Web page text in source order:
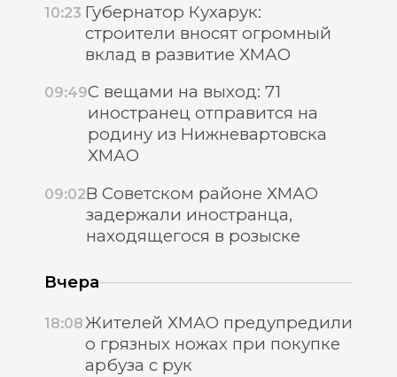
10:23 Губернатор Кухарук:
строители вносят огромный
вклад в развитие ХМАО
09:49С вещами на выход: 71
иностранец отправится на
родину из Нижневартовска
ХМАО
09:02В Советском районе ХМАО
задержали иностранца,
находящегося в розыске
Вчера
18:08Жителей ХМАО предупредили
о грязных ножах при покупке
арбуза с рук